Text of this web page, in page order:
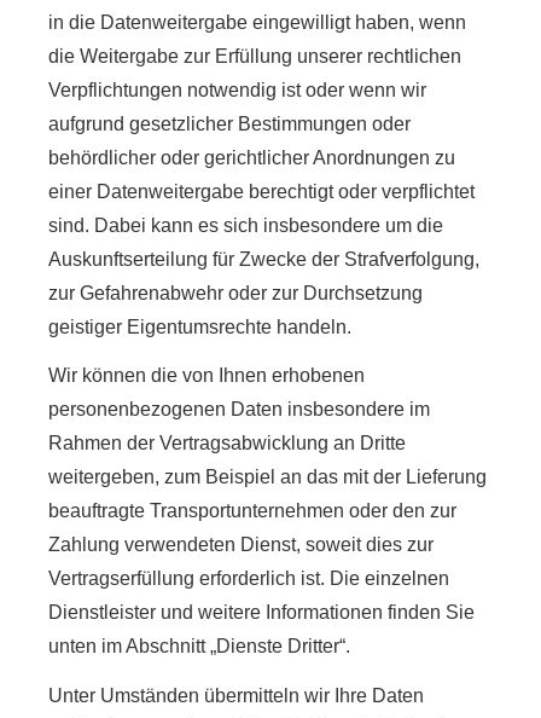
in die Datenweitergabe eingewilligt haben, wenn
die Weitergabe zur Erfüllung unserer rechtlichen
Verpflichtungen notwendig ist oder wenn wir
aufgrund gesetzlicher Bestimmungen oder
behördlicher oder gerichtlicher Anordnungen zu
einer Datenweitergabe berechtigt oder verpflichtet
sind. Dabei kann es sich insbesondere um die
Auskunftserteilung für Zwecke der Strafverfolgung,
zur Gefahrenabwehr oder zur Durchsetzung
geistiger Eigentumsrechte handeln.
Wir können die von Ihnen erhobenen
personenbezogenen Daten insbesondere im
Rahmen der Vertragsabwicklung an Dritte
weitergeben, zum Beispiel an das mit der Lieferung
beauftragte Transportunternehmen oder den zur
Zahlung verwendeten Dienst, soweit dies zur
Vertragserfüllung erforderlich ist. Die einzelnen
Dienstleister und weitere Informationen finden Sie
unten im Abschnitt „Dienste Dritter“.
Unter Umständen übermitteln wir Ihre Daten